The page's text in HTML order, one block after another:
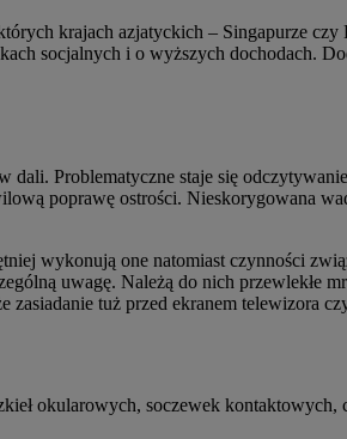
krajach azjatyckich – Singapurze
socjalnych i o wyższych dochodach.
Problematyczne staje się
poprawę ostrości. Nieskorygowana
wykonują one natomiast czynności
uwagę. Należą do nich przewlekłe
tuż przed ekranem telewizora
okularowych, soczewek